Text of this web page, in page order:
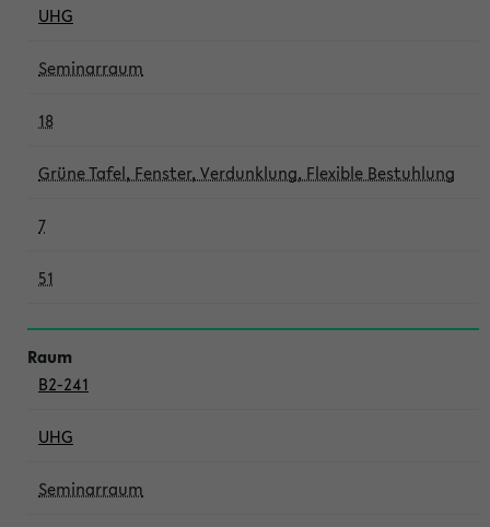
UHG
Seminarraum
18
Grüne Tafel, Fenster, Verdunklung, Flexible Bestuhlung
7
51
B2-241
UHG
Seminarraum